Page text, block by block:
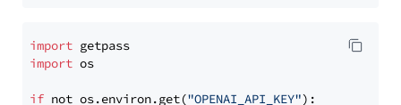
import
import os
if not os.environ.get("OPENAI_API_KEY"):